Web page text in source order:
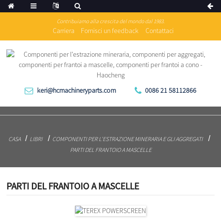
Contribuiamo alla crescita del mondo dal 1983.
Carriera Fornisci un feedback Contattaci
keri@hcmachineryparts.com 0086 21 58112866
CASA LIBRI
COMPONENTI PER L'ESTRAZIONE MINERARIA E GLI AGGREGATI
PARTI DEL FRANTOIO A MASCELLE
PARTI DEL FRANTOIO A MASCELLE